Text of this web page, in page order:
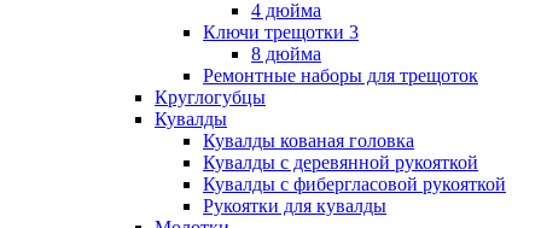
4 дюйма
Ключи трещотки 3
8 дюйма
Ремонтные наборы для трещоток
Круглогубцы
Кувалды
Кувалды кованая головка
Кувалды с деревянной рукояткой
Кувалды с фибергласовой рукояткой
Рукоятки для кувалды